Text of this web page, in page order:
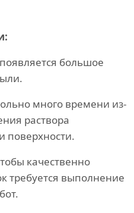
большое
много времени из-
раствора
поверхности.
качественно
требуется выполнение